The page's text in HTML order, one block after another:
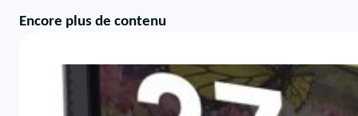
Encore plus de contenu